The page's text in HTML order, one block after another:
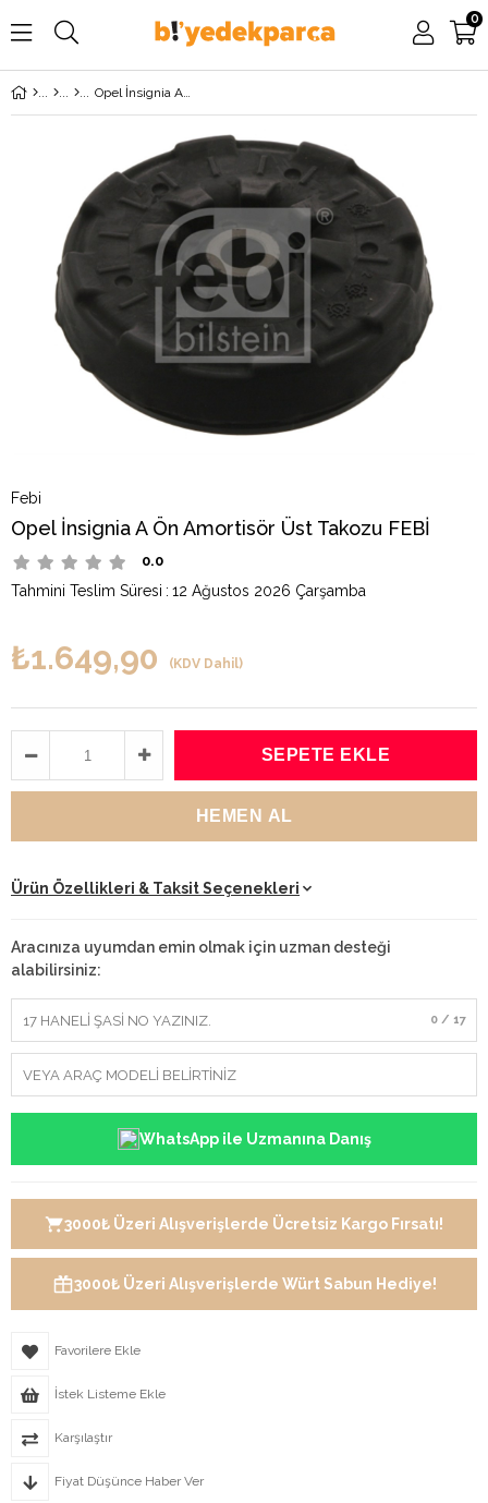
0
Opel İnsignia A Ön Amortisör Üst Takozu FEBİ
Febi
Opel İnsignia A Ön Amortisör Üst Takozu FEBİ
0.0
Tahmini Teslim Süresi : 12 Ağustos 2026 Çarşamba
₺1.649,90 (KDV Dahil)
Ürün Özellikleri & Taksit Seçenekleri
Aracınıza uyumdan emin olmak için uzman desteği
alabilirsiniz:
0 / 17
WhatsApp ile Uzmanına Danış
3000₺ Üzeri Alışverişlerde Ücretsiz Kargo Fırsatı!
3000₺ Üzeri Alışverişlerde Würt Sabun Hediye!
Favorilere Ekle
İstek Listeme Ekle
Karşılaştır
Fiyat Düşünce Haber Ver